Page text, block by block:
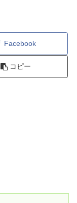
Facebook
コピー